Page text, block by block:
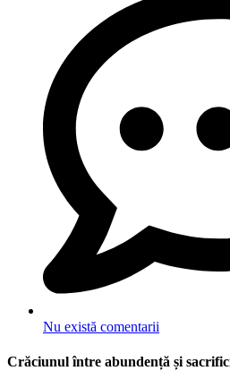
Nu există comentarii
Crăciunul între abundență și